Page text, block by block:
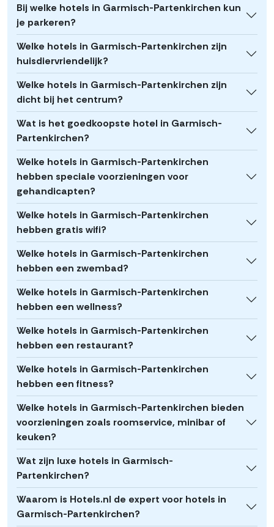
Bij welke hotels in Garmisch-Partenkirchen kun
je parkeren?
Welke hotels in Garmisch-Partenkirchen zijn
huisdiervriendelijk?
Welke hotels in Garmisch-Partenkirchen zijn
dicht bij het centrum?
Wat is het goedkoopste hotel in Garmisch-
Partenkirchen?
Welke hotels in Garmisch-Partenkirchen
hebben speciale voorzieningen voor
gehandicapten?
Welke hotels in Garmisch-Partenkirchen
hebben gratis wifi?
Welke hotels in Garmisch-Partenkirchen
hebben een zwembad?
Welke hotels in Garmisch-Partenkirchen
hebben een wellness?
Welke hotels in Garmisch-Partenkirchen
hebben een restaurant?
Welke hotels in Garmisch-Partenkirchen
hebben een fitness?
Welke hotels in Garmisch-Partenkirchen bieden
voorzieningen zoals roomservice, minibar of
keuken?
Wat zijn luxe hotels in Garmisch-
Partenkirchen?
Waarom is Hotels.nl de expert voor hotels in
Garmisch-Partenkirchen?